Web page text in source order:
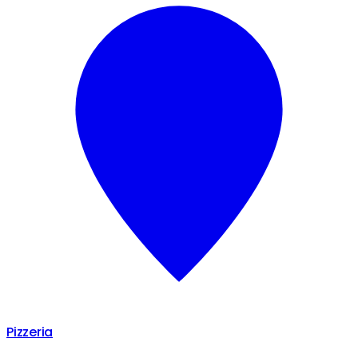
Pizzeria